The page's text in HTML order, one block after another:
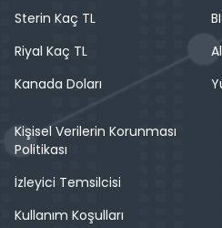
Sterin Kaç TL
Riyal Kaç TL
Kanada Doları
Kişisel Verilerin Korunması
Politikası
İzleyici Temsilcisi
Kullanım Koşulları